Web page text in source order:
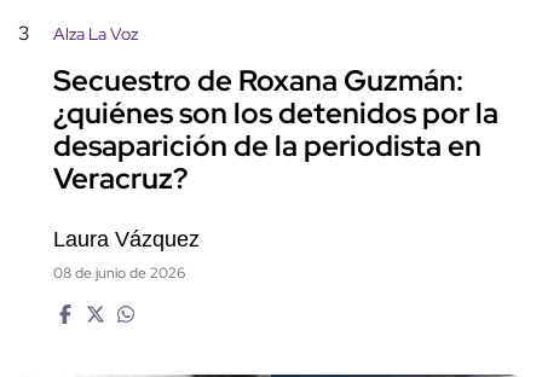
3 Alza La Voz
Secuestro de Roxana Guzmán:
¿quiénes son los detenidos por la
desaparición de la periodista en
Veracruz?
Laura Vázquez
08 de junio de 2026